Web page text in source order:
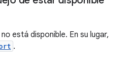
está disponible. En su lugar,
.